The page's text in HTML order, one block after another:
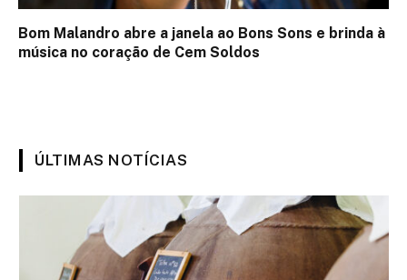
Bom Malandro abre a janela ao Bons Sons e brinda à
música no coração de Cem Soldos
ÚLTIMAS NOTÍCIAS